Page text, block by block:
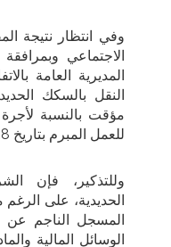
وفي انتظار نتيجة
الاجتماعي
المديرية العامة
النقل بالسكك
مؤقت بالنسبة لأجرة
للعمل المبرم بتاريخ 18 جوان 2020
وللتذكير، فإن
الحديدية، على الرغم
المسجل الناجم
الوسائل المالية